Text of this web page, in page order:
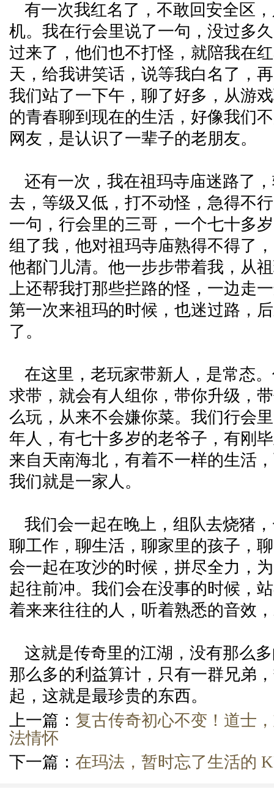
有一次我红名了，不敢回安全区
机。我在行会里说了一句，没过多
过来了，他们也不打怪，就陪我在
天，给我讲笑话，说等我白名了，
我们站了一下午，聊了好多，从游
的青春聊到现在的生活，好像我们
网友，是认识了一辈子的老朋友。
还有一次，我在祖玛寺庙迷路了
去，等级又低，打不动怪，急得不
一句，行会里的三哥，一个七十多
组了我，他对祖玛寺庙熟得不得了
他都门儿清。他一步步带着我，从
上还帮我打那些拦路的怪，一边走
第一次来祖玛的时候，也迷过路，
了。
在这里，老玩家带新人，是常态
求带，就会有人组你，带你升级，
么玩，从来不会嫌你菜。我们行会
年人，有七十多岁的老爷子，有刚
来自天南海北，有着不一样的生活
我们就是一家人。
我们会一起在晚上，组队去烧猪
聊工作，聊生活，聊家里的孩子，
会一起在攻沙的时候，拼尽全力，
起往前冲。我们会在没事的时候，
着来来往往的人，听着熟悉的音效
这就是传奇里的江湖，没有那么
那么多的利益算计，只有一群兄弟
起，这就是最珍贵的东西。
上一篇： 复古传奇初心不变！道士
法情怀
下一篇： 在玛法，暂时忘了生活的